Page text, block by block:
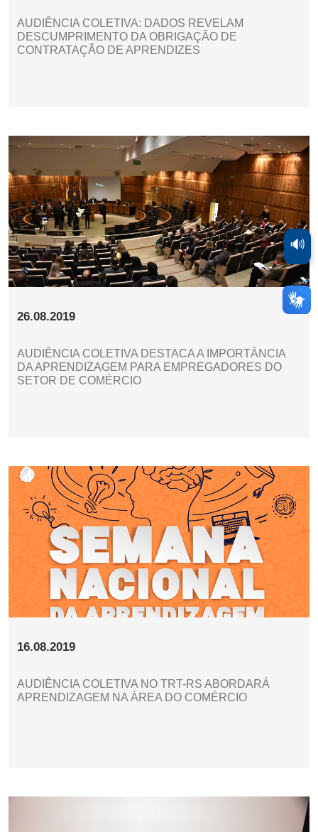
AUDIÊNCIA COLETIVA: DADOS REVELAM
DESCUMPRIMENTO DA OBRIGAÇÃO DE
CONTRATAÇÃO DE APRENDIZES
26.08.2019
AUDIÊNCIA COLETIVA DESTACA A IMPORTÂNCIA
DA APRENDIZAGEM PARA EMPREGADORES DO
SETOR DE COMÉRCIO
16.08.2019
AUDIÊNCIA COLETIVA NO TRT-RS ABORDARÁ
APRENDIZAGEM NA ÁREA DO COMÉRCIO
🔊